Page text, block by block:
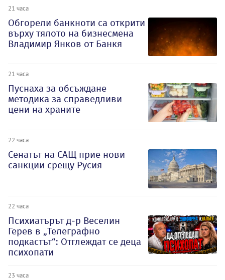
21 часа
Обгорели банкноти са открити
върху тялото на бизнесмена
Владимир Янков от Банкя
21 часа
Пуснаха за обсъждане
методика за справедливи
цени на храните
22 часа
Сенатът на САЩ прие нови
санкции срещу Русия
22 часа
Психиатърът д-р Веселин
Герев в „Телеграфно
подкастът“: Отглеждат се деца
психопати
23 часа